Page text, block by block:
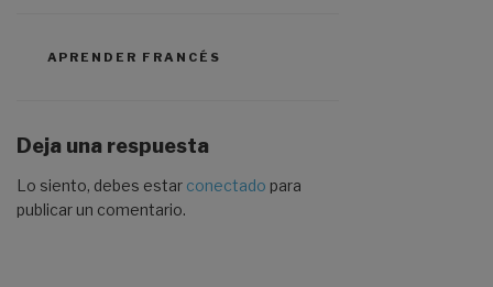
APRENDER FRANCÉS
Deja una respuesta
Lo siento, debes estar conectado para
publicar un comentario.